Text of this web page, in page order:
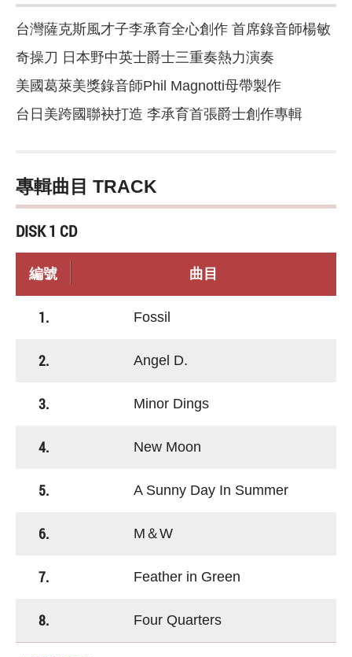
台灣薩克斯風才子李承育全心創作 首席錄音師楊敏
奇操刀 日本野中英士爵士三重奏熱力演奏
美國葛萊美獎錄音師Phil Magnotti母帶製作
台日美跨國聯袂打造 李承育首張爵士創作專輯
專輯曲目 TRACK
DISK 1 CD
編號 曲目
1. Fossil
2. Angel D.
3. Minor Dings
4. New Moon
5. A Sunny Day In Summer
6. M＆W
7. Feather in Green
8. Four Quarters